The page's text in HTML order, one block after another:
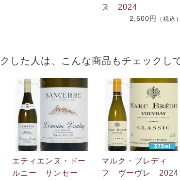
ヌ 2024
2,600円 （税込
した人は、こんな商品もチェックし
エティエンヌ・ドー
ルニー サンセー
マルク・ブレディ
フ ヴーヴレ 2024